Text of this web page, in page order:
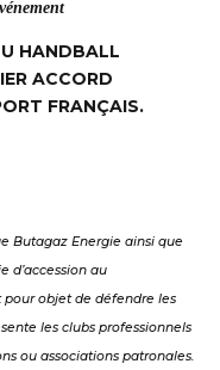
HANDBALL
ACCORD
FRANÇAIS.
Butagaz Energie ainsi que
d’accession au
pour objet de défendre les
les clubs professionnels
ou associations patronales.